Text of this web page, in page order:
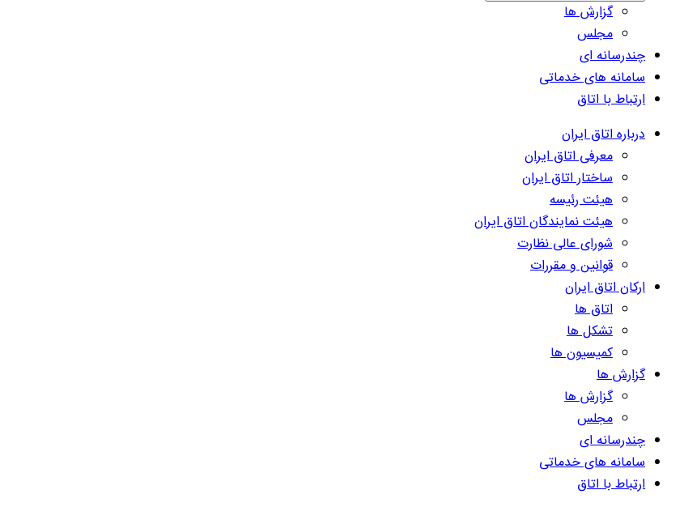
گزارش ها
مجلس
چندرسانه ای
سامانه های خدماتی
ارتباط با اتاق
درباره اتاق ایران
معرفی اتاق ایران
ساختار اتاق ایران
هیئت رئیسه
هیئت نمایندگان اتاق ایران
شورای عالی نظارت
قوانین و مقررات
ارکان اتاق ایران
اتاق ها
تشکل ها
کمیسیون ها
گزارش ها
گزارش ها
مجلس
چندرسانه ای
سامانه های خدماتی
ارتباط با اتاق